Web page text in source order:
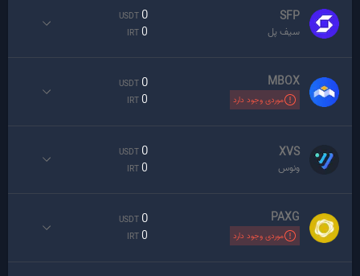
SFP
سیف پل
0
USDT
0
IRT
MBOX
موردی وجود دارد
0
USDT
0
IRT
XVS
ونوس
0
USDT
0
IRT
PAXG
موردی وجود دارد
0
USDT
0
IRT